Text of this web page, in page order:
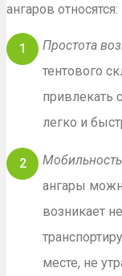
ангаров относятся:
Простота
тентового
привлекать
легко и
ангары
возникает
месте, не